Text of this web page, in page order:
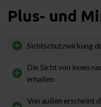
Plus- und
Sichtschutzwirkung
Die Sicht von innen
erhalten
Von außen erscheint